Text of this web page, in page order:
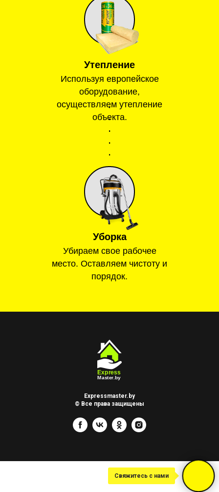
Свяжитесь с нами
Утепление
Используя европейское
оборудование,
осуществляем утепление
объекта.
Уборка
Убираем свое рабочее
место. Оставляем чистоту и
порядок.
Expressmaster.by
© Все права защищены